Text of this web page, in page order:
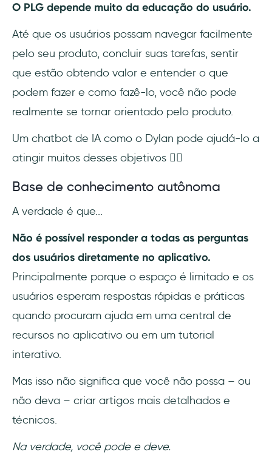
O PLG depende muito da educação do usuário.
Até que os usuários possam navegar facilmente
pelo seu produto, concluir suas tarefas, sentir
que estão obtendo valor e entender o que
podem fazer e como fazê-lo, você não pode
realmente se tornar orientado pelo produto.
Um chatbot de IA como o Dylan pode ajudá-lo a
atingir muitos desses objetivos ☝🏻
Base de conhecimento autônoma
A verdade é que...
Não é possível responder a todas as perguntas
dos usuários diretamente no aplicativo.
Principalmente porque o espaço é limitado e os
usuários esperam respostas rápidas e práticas
quando procuram ajuda em uma central de
recursos no aplicativo ou em um tutorial
interativo.
Mas isso não significa que você não possa – ou
não deva – criar artigos mais detalhados e
técnicos.
Na verdade, você pode e deve.